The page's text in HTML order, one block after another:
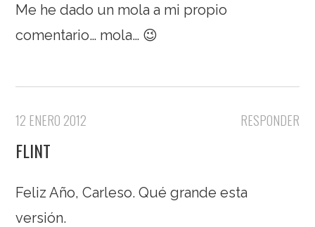
Me he dado un mola a mi propio
comentario… mola… 😉
RESPONDER
12 ENERO 2012
FLINT
Feliz Año, Carleso. Qué grande esta
versión.